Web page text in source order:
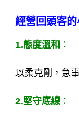
經營回頭客
1.態度溫和 ：
以柔克剛，急
2.堅守底線 ：